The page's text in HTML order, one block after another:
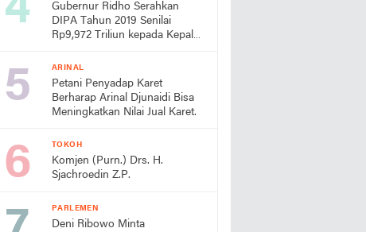
Gubernur Ridho Serahkan
DIPA Tahun 2019 Senilai
Rp9,972 Triliun kepada Kepala
Se-Provinsi Lampung
ARINAL
Petani Penyadap Karet
Berharap Arinal Djunaidi Bisa
Meningkatkan Nilai Jual Karet.
TOKOH
Komjen (Purn.) Drs. H.
Sjachroedin Z.P.
PARLEMEN
Deni Ribowo Minta